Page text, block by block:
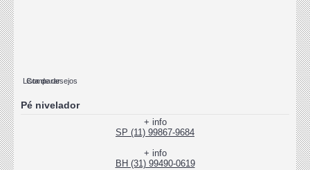
Lista de desejos
Comparar
Pé nivelador
+ info
SP (11) 99867-9684
+ info
BH (31) 99490-0619